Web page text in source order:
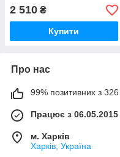
2 510 ₴
Купити
Про нас
99% позитивних з 326
Працює з 06.05.2015
м. Харків
Харків, Україна